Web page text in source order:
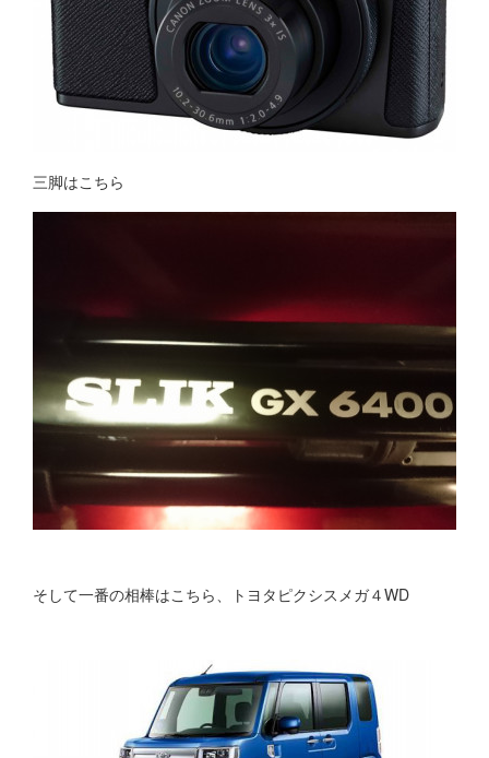
三脚はこちら
そして一番の相棒はこちら、トヨタピクシスメガ４WD